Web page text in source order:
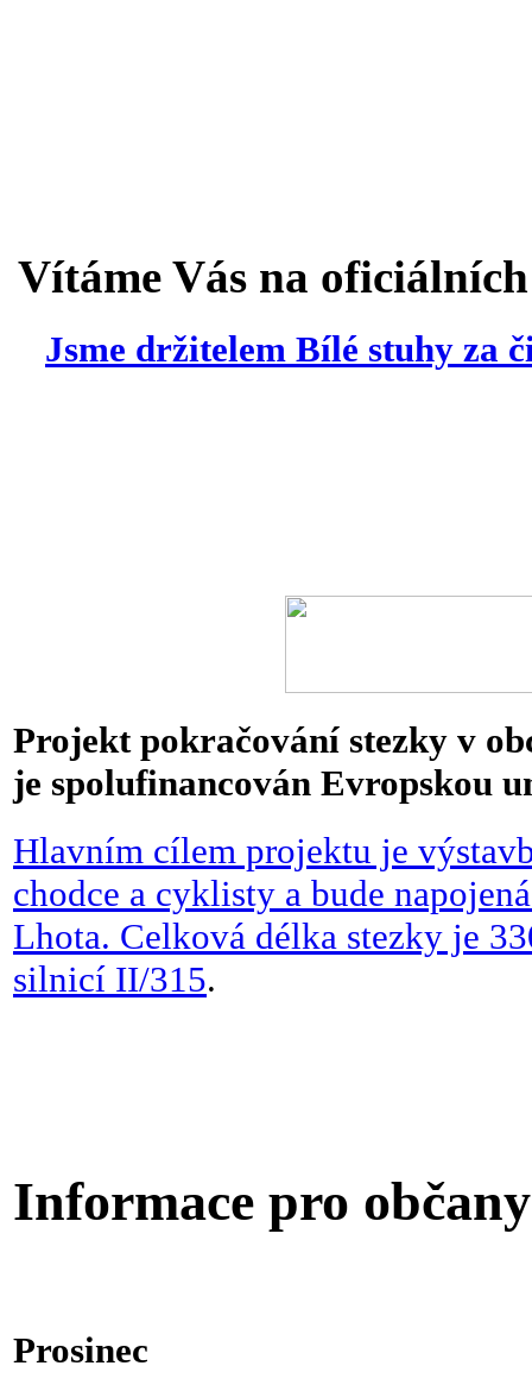
Vítáme Vás na
Jsme držitelem Bílé stuhy za
Projekt pokračování stezky v
je spolufinancován Evropskou
Hlavním cílem projektu je
chodce a cyklisty a bude
Lhota. Celková délka stezky je
silnicí II/315.
Informace pro
Prosinec